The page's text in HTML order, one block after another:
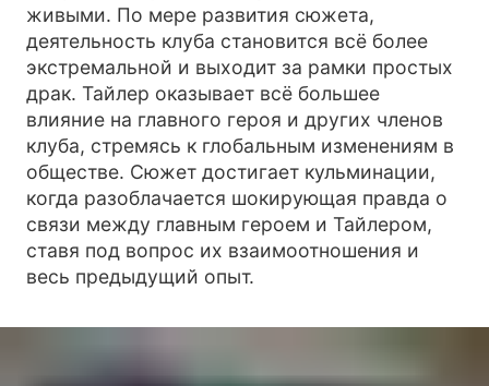
живыми. По мере развития сюжета,
деятельность клуба становится всё более
экстремальной и выходит за рамки простых
драк. Тайлер оказывает всё большее
влияние на главного героя и других членов
клуба, стремясь к глобальным изменениям в
обществе. Сюжет достигает кульминации,
когда разоблачается шокирующая правда о
связи между главным героем и Тайлером,
ставя под вопрос их взаимоотношения и
весь предыдущий опыт.